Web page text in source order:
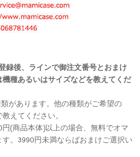
録後、ラインで御注文番号とおまけ
種あるいはサイズなどを教えてくだ
があります。他の種類がご希望の
えてください。
(商品本体)以上の場合、無料でオマ
。3990円未満ならばおまけご選択い